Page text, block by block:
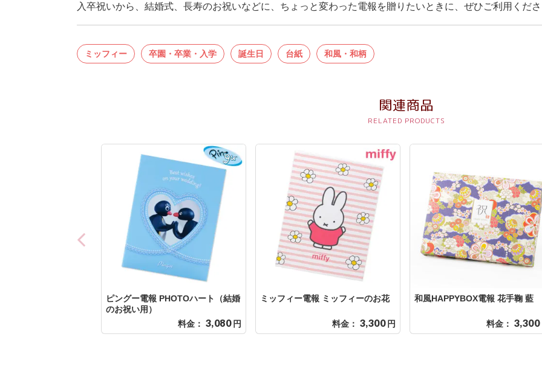
入卒祝いから、結婚式、長寿のお祝いなどに、ちょっと変わった電報を贈りたいときに、ぜひご利用くだ
ミッフィー 卒園・卒業・入学 誕生日 台紙 和風・和柄
関連商品
ピングー電報 PHOTOハート（結婚
のお祝い用）
料金： 3,080 円
ミッフィー電報 ミッフィーのお花
料金： 3,300 円
和風HAPPYBOX電報 花手鞠 藍
料金： 3,300